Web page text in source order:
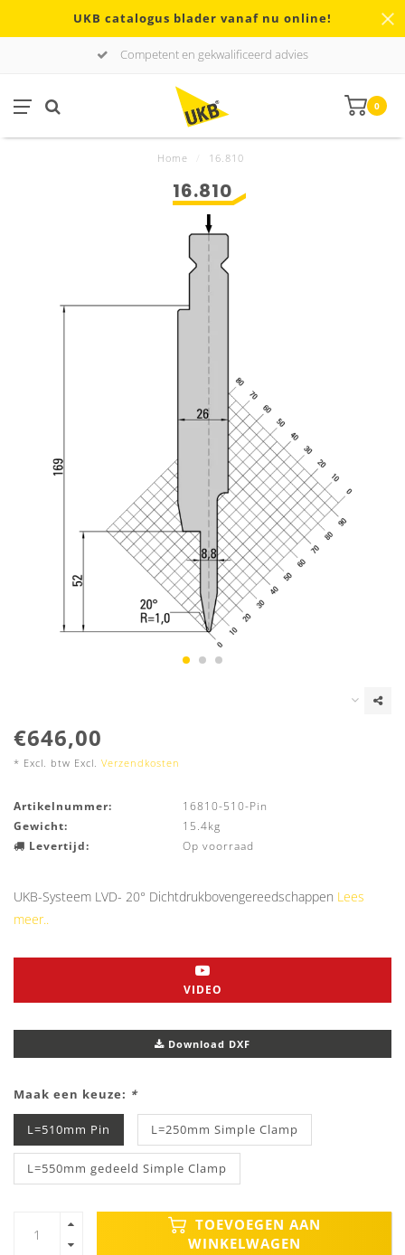
UKB catalogus blader vanaf nu online!
Competent en gekwalificeerd advies
0
Home 16.810
16.810
€646,00
* Excl. btw Excl. Verzendkosten
Artikelnummer:
16810-510-Pin
Gewicht:
15.4kg
Levertijd:
Op voorraad
UKB-Systeem LVD- 20° Dichtdrukbovengereedschappen Lees
meer..
VIDEO
Download DXF
Maak een keuze: *
L=510mm Pin L=250mm Simple Clamp
L=550mm gedeeld Simple Clamp
TOEVOEGEN AAN
WINKELWAGEN